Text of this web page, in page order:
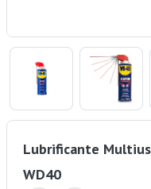
Lubrificante
WD40